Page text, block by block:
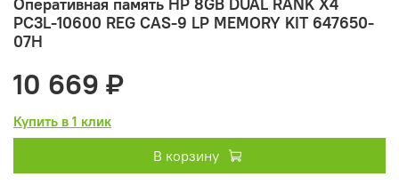
PC3L-10600 REG CAS-9 LP MEMORY KIT 647650-
07H
10 669 ₽
Купить в 1 клик
В корзину